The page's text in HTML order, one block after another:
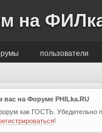
на
пользователи
вас на Форуме PHILka.RU
как ГОСТЬ. Убедительно
!